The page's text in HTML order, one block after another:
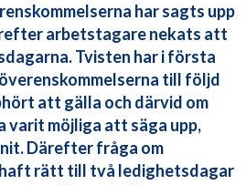
har sagts upp
arbetstagare nekats att
Tvisten har i första
till följd
att gälla och därvid om
varit möjliga att säga upp,
Därefter fråga om
rätt till två ledighetsdagar